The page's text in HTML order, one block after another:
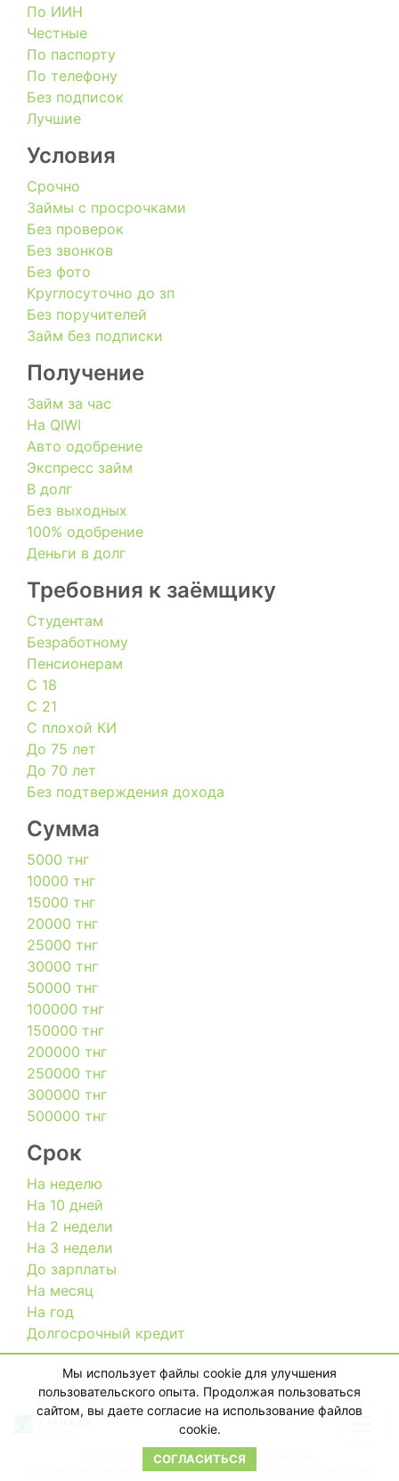
По ИИН
Честные
По паспорту
По телефону
Без подписок
Лучшие
Условия
Срочно
Займы с просрочками
Без проверок
Без звонков
Без фото
Круглосуточно до зп
Без поручителей
Займ без подписки
Получение
Займ за час
На QIWI
Авто одобрение
Экспресс займ
В долг
Без выходных
100% одобрение
Деньги в долг
Требовния к заёмщику
Студентам
Безработному
Пенсионерам
С 18
С 21
С плохой КИ
До 75 лет
До 70 лет
Без подтверждения дохода
Сумма
5000 тнг
10000 тнг
15000 тнг
20000 тнг
25000 тнг
30000 тнг
50000 тнг
100000 тнг
150000 тнг
200000 тнг
250000 тнг
300000 тнг
500000 тнг
Срок
На неделю
На 10 дней
На 2 недели
На 3 недели
До зарплаты
На месяц
На год
Долгосрочный кредит
© 2022-2026 zaimkaz.com Все права защищены.
При использовании материалов гиперссылка на zaimkaz.com обязательна.
Мы использует файлы cookie для улучшения
пользовательского опыта. Продолжая пользоваться
сайтом, вы даете согласие на использование файлов
cookie.
СОГЛАСИТЬСЯ